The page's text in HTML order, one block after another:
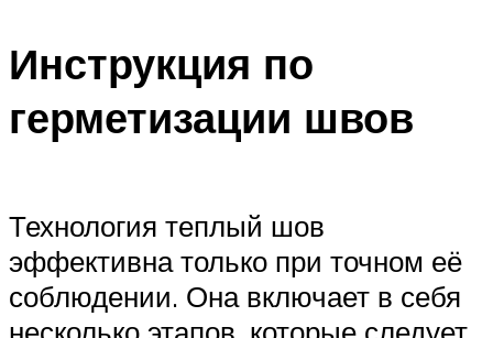
Инструкция по
герметизации швов
Технология теплый шов
эффективна только при точном её
соблюдении. Она включает в себя